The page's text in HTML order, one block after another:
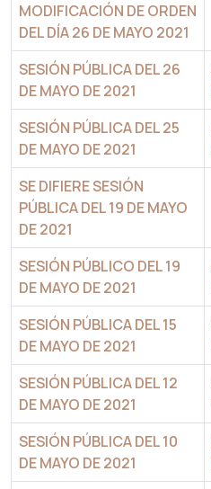
MODIFICACIÓN DE ORDEN
DEL DÍA 26 DE MAYO 2021
SESIÓN PÚBLICA DEL 26
DE MAYO DE 2021
SESIÓN PÚBLICA DEL 25
DE MAYO DE 2021
SE DIFIERE SESIÓN
PÚBLICA DEL 19 DE MAYO
DE 2021
SESIÓN PÚBLICO DEL 19
DE MAYO DE 2021
SESIÓN PÚBLICA DEL 15
DE MAYO DE 2021
SESIÓN PÚBLICA DEL 12
DE MAYO DE 2021
SESIÓN PÚBLICA DEL 10
DE MAYO DE 2021